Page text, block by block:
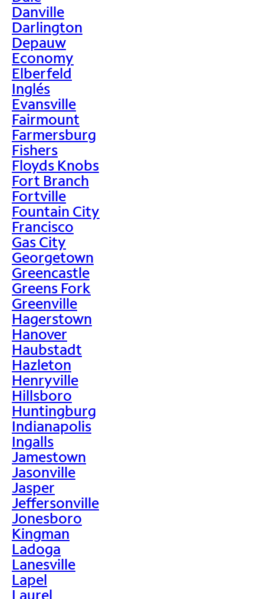
Danville
Darlington
Depauw
Economy
Elberfeld
Inglés
Evansville
Fairmount
Farmersburg
Fishers
Floyds Knobs
Fort Branch
Fortville
Fountain City
Francisco
Gas City
Georgetown
Greencastle
Greens Fork
Greenville
Hagerstown
Hanover
Haubstadt
Hazleton
Henryville
Hillsboro
Huntingburg
Indianapolis
Ingalls
Jamestown
Jasonville
Jasper
Jeffersonville
Jonesboro
Kingman
Ladoga
Lanesville
Lapel
Laurel